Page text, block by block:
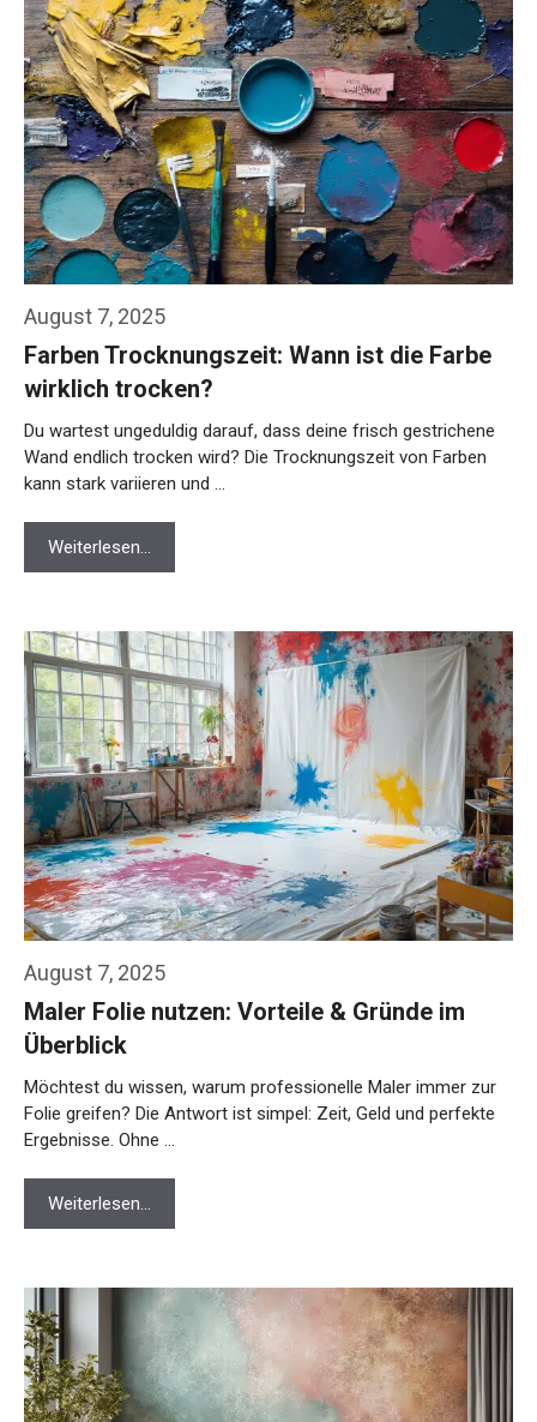
August 7, 2025
Farben Trocknungszeit: Wann ist die Farbe
wirklich trocken?
Du wartest ungeduldig darauf, dass deine frisch gestrichene
Wand endlich trocken wird? Die Trocknungszeit von Farben
kann stark variieren und …
Weiterlesen…
August 7, 2025
Maler Folie nutzen: Vorteile & Gründe im
Überblick
Möchtest du wissen, warum professionelle Maler immer zur
Folie greifen? Die Antwort ist simpel: Zeit, Geld und perfekte
Ergebnisse. Ohne …
Weiterlesen…